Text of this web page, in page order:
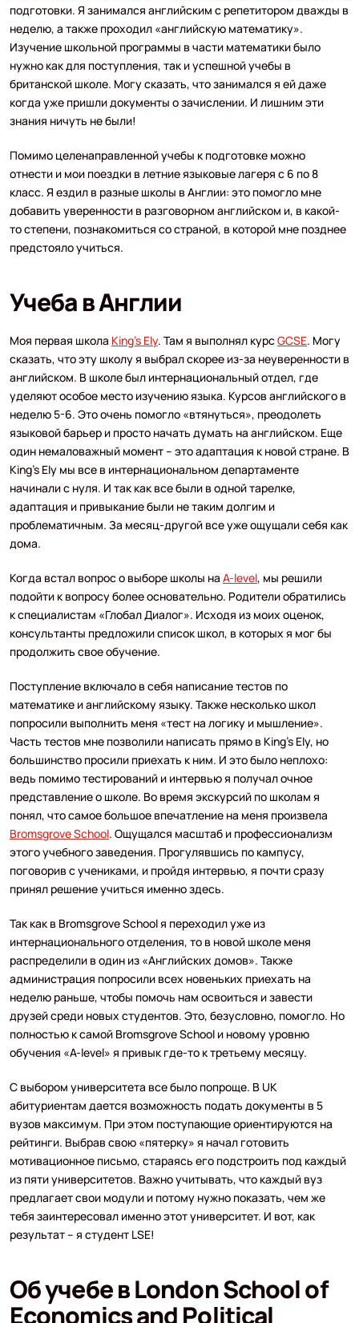
подготовки. Я занимался английским с репетитором дважды в
неделю, а также проходил «английскую математику».
Изучение школьной программы в части математики было
нужно как для поступления, так и успешной учебы в
британской школе. Могу сказать, что занимался я ей даже
когда уже пришли документы о зачислении. И лишним эти
знания ничуть не были!
Помимо целенаправленной учебы к подготовке можно
отнести и мои поездки в летние языковые лагеря с 6 по 8
класс. Я ездил в разные школы в Англии: это помогло мне
добавить уверенности в разговорном английском и, в какой-
то степени, познакомиться со страной, в которой мне позднее
предстояло учиться.
Учеба в Англии
Моя первая школа King’s Ely. Там я выполнял курсGCSE. Могу
сказать, что эту школу я выбрал скорее из-за неуверенности в
английском. В школе был интернациональный отдел, где
уделяют особое место изучению языка. Курсов английского в
неделю 5-6. Это очень помогло «втянуться», преодолеть
языковой барьер и просто начать думать на английском. Еще
один немаловажный момент – это адаптация к новой стране. В
King’s Ely мы все в интернациональном департаменте
начинали с нуля. И так как все были в одной тарелке,
адаптация и привыкание были не таким долгим и
проблематичным. За месяц-другой все уже ощущали себя как
дома.
Когда встал вопрос о выборе школы на A-level, мы решили
подойти к вопросу более основательно. Родители обратились
к специалистам «Глобал Диалог». Исходя из моих оценок,
консультанты предложили список школ, в которых я мог бы
продолжить свое обучение.
Поступление включало в себя написание тестов по
математике и английскому языку. Также несколько школ
попросили выполнить меня «тест на логику и мышление».
Часть тестов мне позволили написать прямо в King’s Ely, но
большинство просили приехать к ним. И это было неплохо:
ведь помимо тестирований и интервью я получал очное
представление о школе. Во время экскурсий по школам я
понял, что самое большое впечатление на меня произвела
Bromsgrove School. Ощущался масштаб и профессионализм
этого учебного заведения. Прогулявшись по кампусу,
поговорив с учениками, и пройдя интервью, я почти сразу
принял решение учиться именно здесь.
Так как в Bromsgrove School я переходил уже из
интернационального отделения, то в новой школе меня
распределили в один из «Английских домов». Также
администрация попросили всех новеньких приехать на
неделю раньше, чтобы помочь нам освоиться и завести
друзей среди новых студентов. Это, безусловно, помогло. Но
полностью к самой Bromsgrove School и новому уровню
обучения «A-level» я привык где-то к третьему месяцу.
С выбором университета все было попроще. В UK
абитуриентам дается возможность подать документы в 5
вузов максимум. При этом поступающие ориентируются на
рейтинги. Выбрав свою «пятерку» я начал готовить
мотивационное письмо, стараясь его подстроить под каждый
из пяти университетов. Важно учитывать, что каждый вуз
предлагает свои модули и потому нужно показать, чем же
тебя заинтересовал именно этот университет. И вот, как
результат – я студент LSE!
Об учебе в London School of
Economics and Political